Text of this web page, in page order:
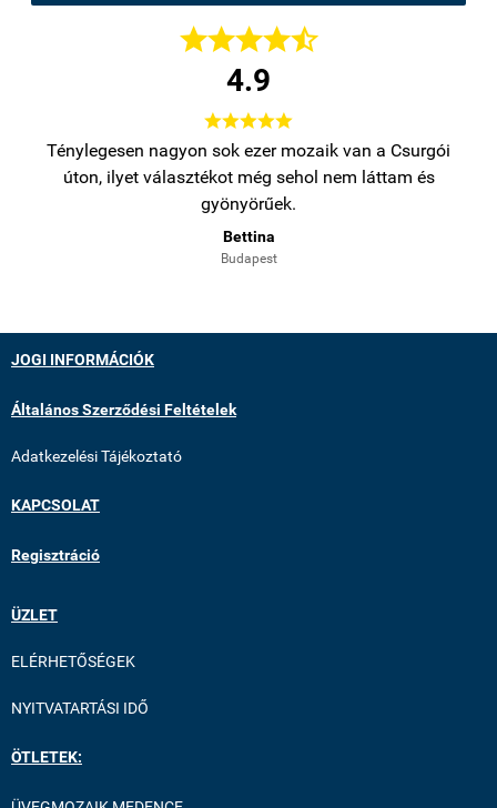

4.9

Ténylegesen nagyon sok ezer mozaik van a Csurgói
úton, ilyet választékot még sehol nem láttam és
gyönyörűek.
Bettina
Budapest
JOGI INFORMÁCIÓK
Általános Szerződési Feltételek
Adatkezelési Tájékoztató
KAPCSOLAT
Regisztráció
ÜZLET
ELÉRHETŐSÉGEK
NYITVATARTÁSI IDŐ
ÖTLETEK: